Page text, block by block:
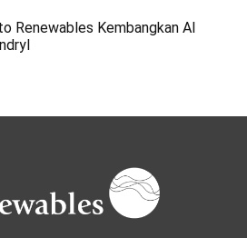
Renewables Kembangkan AI